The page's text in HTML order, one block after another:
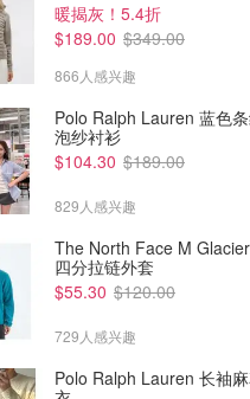
暖揭灰！5.4折
$189.00 $349.00
866人感兴趣
Polo Ralph Lauren 蓝色
泡纱衬衫
$104.30 $189.00
829人感兴趣
The North Face M Glacier 抓绒
四分拉链外套
$55.30 $120.00
729人感兴趣
Polo Ralph Lauren 长袖